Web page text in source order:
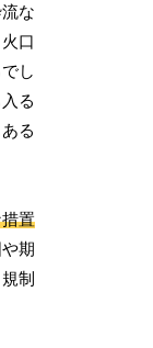
な
口
し
る
る
置
期
制